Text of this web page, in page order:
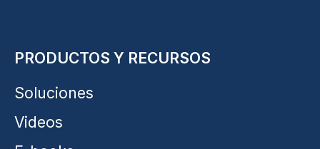
PRODUCTOS Y RECURSOS
Soluciones
Videos